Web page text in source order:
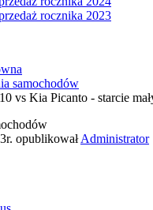
rocznika 2023
samochodów
vs Kia Picanto - starcie
opublikował Administrator